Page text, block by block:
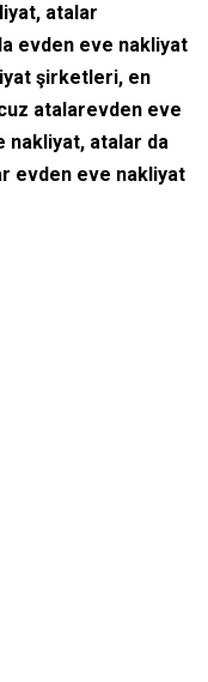
atalar
evden eve nakliyat
şirketleri, en
atalarevden eve
nakliyat, atalar da
evden eve nakliyat